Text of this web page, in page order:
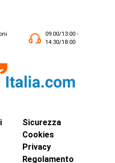
09:00/13:00 -
14:30/18:00
Sicurezza
Cookies
Privacy
Regolamento